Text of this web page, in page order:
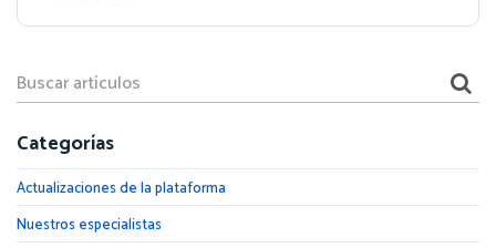
Categorías
Actualizaciones de la plataforma
Nuestros especialistas